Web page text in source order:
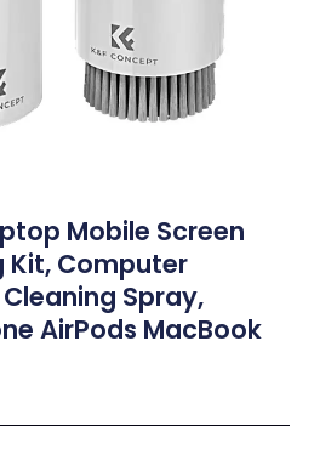
Mobile Screen
Kit, Computer
Spray,
AirPods MacBook